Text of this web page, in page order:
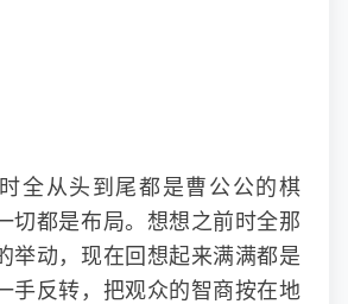
全从头到尾都是曹公公的棋
切都是布局。想想之前时全那
举动，现在回想起来满满都是
手反转，把观众的智商按在地